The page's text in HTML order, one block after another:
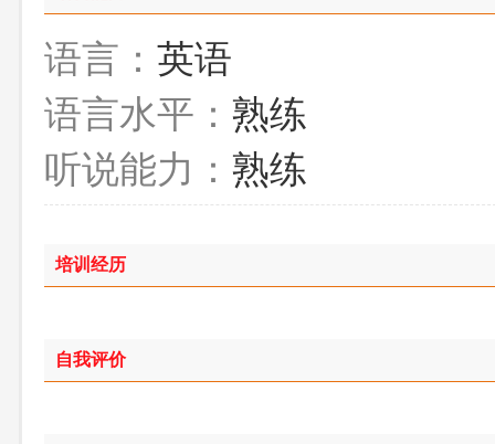
语言： 英语
语言水平： 熟练
听说能力： 熟练
培训经历
自我评价